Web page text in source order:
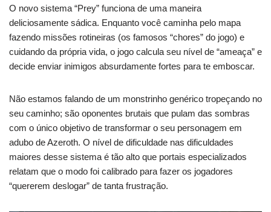
O novo sistema “Prey” funciona de uma maneira
deliciosamente sádica. Enquanto você caminha pelo mapa
fazendo missões rotineiras (os famosos “chores” do jogo) e
cuidando da própria vida, o jogo calcula seu nível de “ameaça” e
decide enviar inimigos absurdamente fortes para te emboscar.
Não estamos falando de um monstrinho genérico tropeçando no
seu caminho; são oponentes brutais que pulam das sombras
com o único objetivo de transformar o seu personagem em
adubo de Azeroth. O nível de dificuldade nas dificuldades
maiores desse sistema é tão alto que portais especializados
relatam que o modo foi calibrado para fazer os jogadores
“quererem deslogar” de tanta frustração.